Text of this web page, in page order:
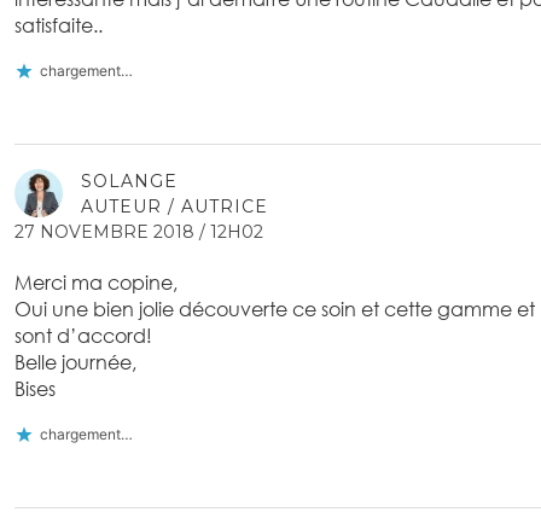
satisfaite..
chargement…
SOLANGE
AUTEUR / AUTRICE
27 NOVEMBRE 2018 / 12H02
Merci ma copine,
Oui une bien jolie découverte ce soin et cette gamme et
sont d’accord!
Belle journée,
Bises
chargement…